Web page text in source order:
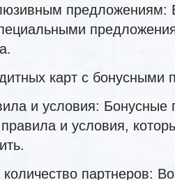
предложениям:
карт с бонусными
и условия: Бонусные
и условия,
партнеров: